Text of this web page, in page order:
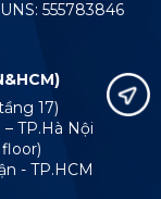
555783846
17)
TP.Hà Nội
floor)
- TP.HCM